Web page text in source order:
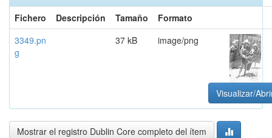
Fichero
Descripción Tamaño
Formato
3349.pn
g
37 kB image/png
Visualizar/
Mostrar el registro Dublin Core completo del ítem